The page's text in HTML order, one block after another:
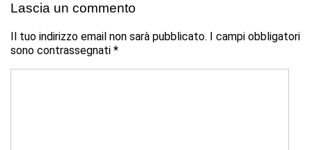
Lascia un commento
Il tuo indirizzo email non sarà pubblicato.
I campi obbligatori
sono contrassegnati *